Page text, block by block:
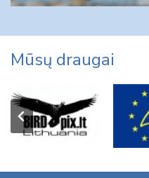
Mūsų draugai